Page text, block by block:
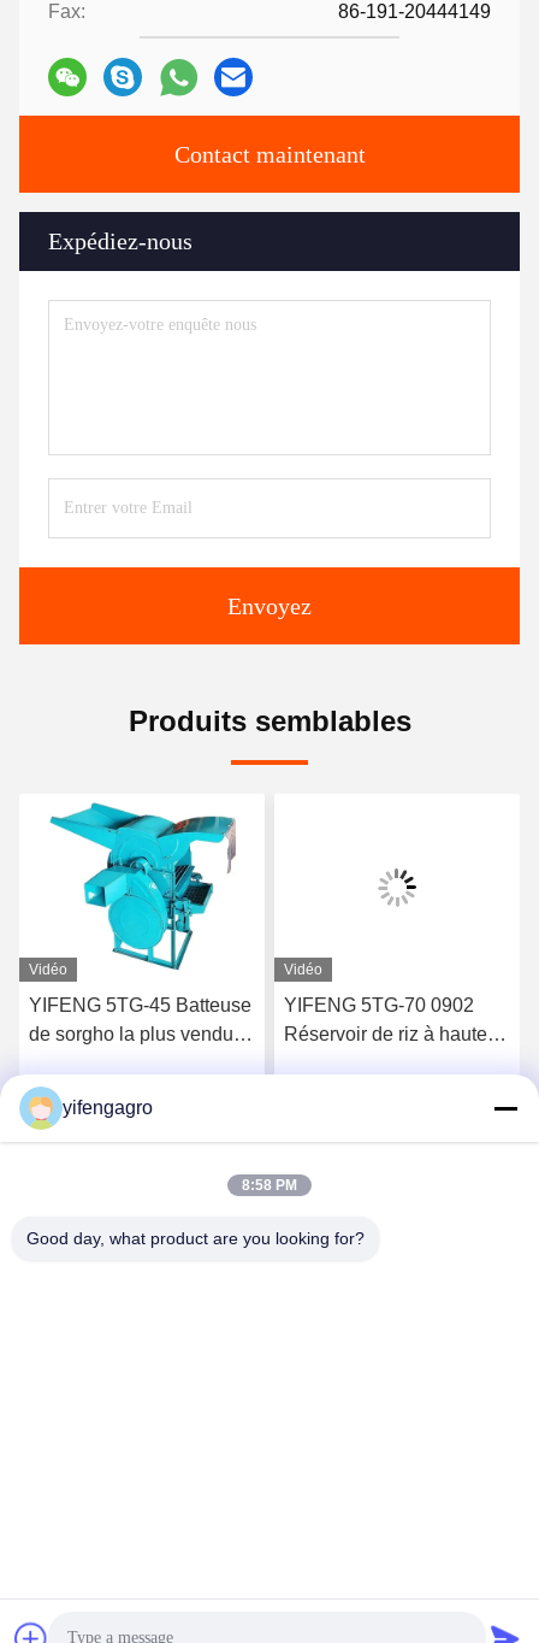
Fax: 86-191-20444149
Contact maintenant
Expédiez-nous
Envoyez
Produits semblables
Vidéo
YIFENG 5TG-45 Batteuse
de sorgho la plus vendue
supérieure
Obtenez le meilleur prix
Vidéo
YIFENG 5TG-70 0902
Réservoir de riz à haute
yifengagro
8:58 PM
Good day, what product are you looking for?